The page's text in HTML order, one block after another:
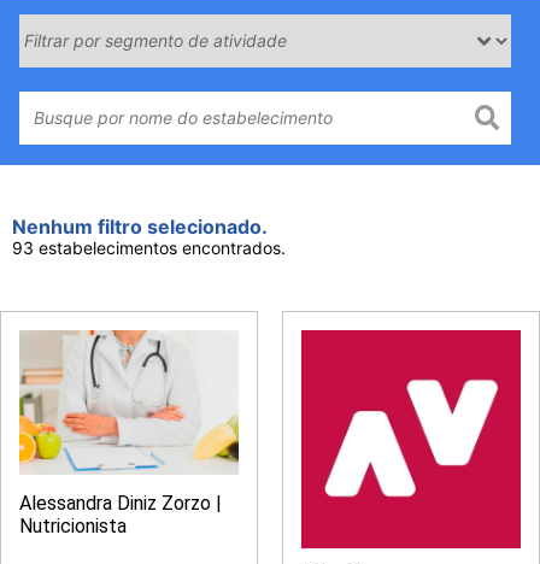
Nenhum filtro selecionado.
93 estabelecimentos encontrados.
Alessandra Diniz Zorzo |
Nutricionista